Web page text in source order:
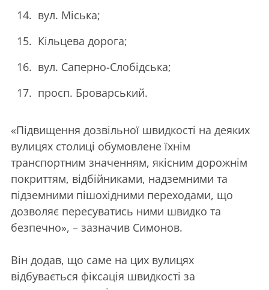
вул. Міська;
Кільцева дорога;
вул. Саперно-Слобідська;
просп. Броварський.
«Підвищення дозвільної швидкості на деяких
вулицях столиці обумовлене їхнім
транспортним значенням, якісним дорожнім
покриттям, відбійниками, надземними та
підземними пішохідними переходами, що
дозволяє пересуватись ними швидко та
безпечно», – зазначив Симонов.
Він додав, що саме на цих вулицях
відбувається фіксація швидкості за